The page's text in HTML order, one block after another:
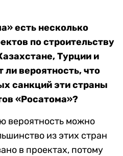
есть несколько
по строительству
Турции и
вероятность, что
санкций эти страны
«Росатома»?
вероятность можно
из этих стран
в проектах, потому